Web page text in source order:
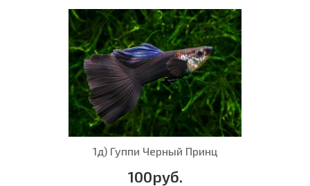
1д) Гуппи Черный Принц
100руб.